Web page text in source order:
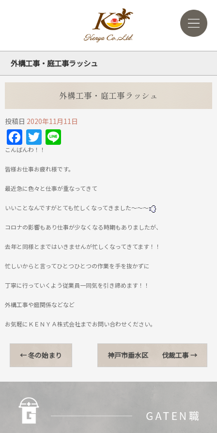
外構工事・庭工事ラッシュ
外構工事・庭工事ラッシュ
投稿日 2020年11月11日
Facebook
Twitter
こんばんわ！！
皆様お仕事お疲れ様です。
最近急に色々と仕事が重なってきて
いいことなんですがとても忙しくなってきました～～～
コロナの影響もあり仕事が少なくなる時期もありましたが、
去年と同様とまではいきませんが忙しくなってきてます！！
忙しいからと言ってひとつひとつの作業を手を抜かずに
丁寧に行っていくよう従業員一同気を引き締めます！！
外構工事や庭関係などなど
お気軽にＫＥＮＹＡ株式会社までお問い合わせください。
←冬の始まり 神戸市垂水区 伐裁工事→